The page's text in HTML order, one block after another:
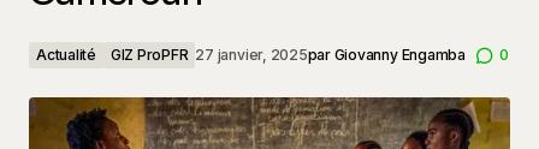
Actualité GIZ ProPFR 27 janvier, 2025par Giovanny Engamba 0